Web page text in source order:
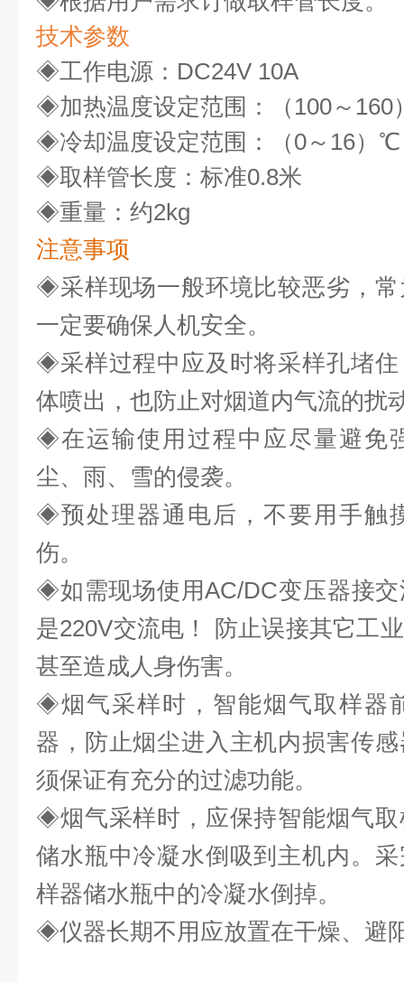
技术参数
◈工作电源：DC24V 10A
◈加热温度设定范围：（100～
◈冷却温度设定范围：（0～16）℃
◈取样管长度：标准0.8米
◈重量：约2kg
注意事项
◈采样现场一般环境比较恶劣，
一定要确保人机安全。
◈采样过程中应及时将采样孔堵
体喷出，也防止对烟道内气流的扰
◈在运输使用过程中应尽量避免
尘、雨、雪的侵袭。
◈预处理器通电后，不要用手触
伤。
◈如需现场使用AC/DC变压器接
是220V交流电！ 防止误接其它工
甚至造成人身伤害。
◈烟气采样时，智能烟气取样器
器，防止烟尘进入主机内损害传
须保证有充分的过滤功能。
◈烟气采样时，应保持智能烟气
储水瓶中冷凝水倒吸到主机内。
样器储水瓶中的冷凝水倒掉。
◈仪器长期不用应放置在干燥、避